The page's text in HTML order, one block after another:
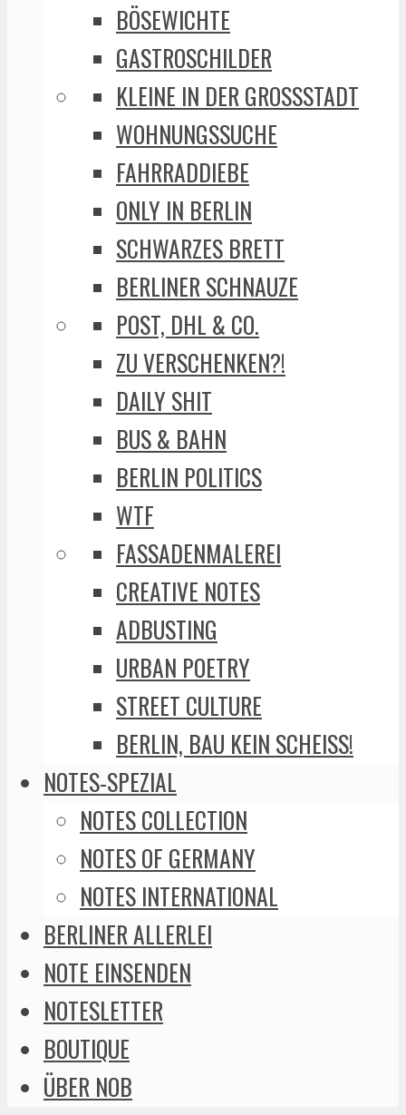
BÖSEWICHTE
GASTROSCHILDER
KLEINE IN DER GROSSSTADT
WOHNUNGSSUCHE
FAHRRADDIEBE
ONLY IN BERLIN
SCHWARZES BRETT
BERLINER SCHNAUZE
POST, DHL & CO.
ZU VERSCHENKEN?!
DAILY SHIT
BUS & BAHN
BERLIN POLITICS
WTF
FASSADENMALEREI
CREATIVE NOTES
ADBUSTING
URBAN POETRY
STREET CULTURE
BERLIN, BAU KEIN SCHEISS!
NOTES-SPEZIAL
NOTES COLLECTION
NOTES OF GERMANY
NOTES INTERNATIONAL
BERLINER ALLERLEI
NOTE EINSENDEN
NOTESLETTER
BOUTIQUE
ÜBER NOB